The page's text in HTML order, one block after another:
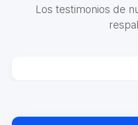
Los testimonios de